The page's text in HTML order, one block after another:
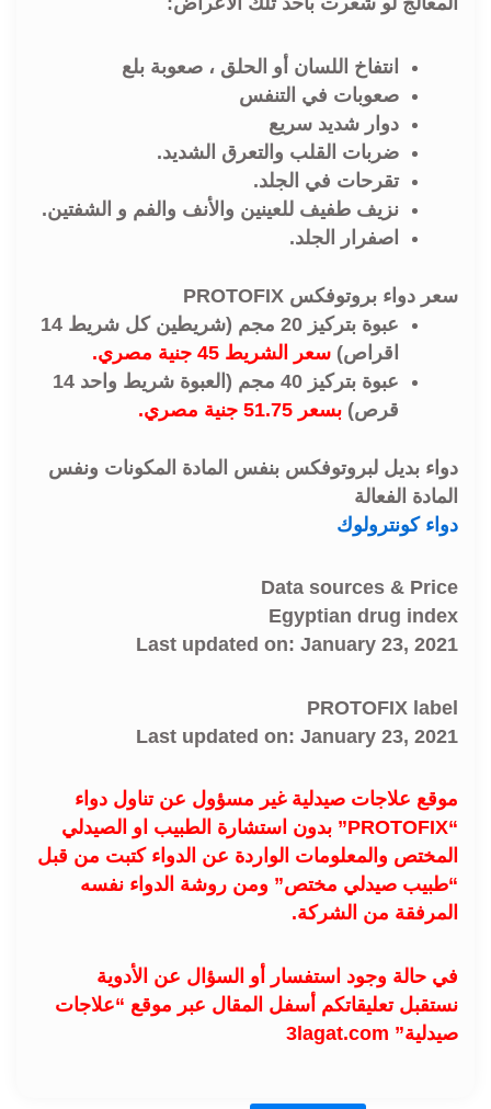
انتفاخ اللسان أو الحلق ، صعوبة بلع
صعوبات في التنفس
دوار شديد سريع
ضربات القلب والتعرق الشديد.
تقرحات في الجلد.
نزيف طفيف للعينين والأنف والفم و الشفتين.
اصفرار الجلد.
سعر دواء بروتوفكس PROTOFIX
عبوة بتركيز 20 مجم (شريطين كل شريط 14
اقراص) سعر الشريط 45 جنية مصري.
عبوة بتركيز 40 مجم (العبوة شريط واحد 14
قرص) بسعر 51.75 جنية مصري.
دواء بديل لبروتوفكس بنفس المادة المكونات ونفس
المادة الفعالة
دواء كونترولوك
Data sources & Price
Egyptian drug index
Last updated on: January 23, 2021
PROTOFIX label
Last updated on: January 23, 2021
موقع علاجات صيدلية غير مسؤول عن تناول دواء
“PROTOFIX” بدون استشارة الطبيب او الصيدلي
المختص والمعلومات الواردة عن الدواء كتبت من قبل
“طبيب صيدلي مختص” ومن روشة الدواء نفسه
المرفقة من الشركة.
في حالة وجود استفسار أو السؤال عن الأدوية
نستقبل تعليقاتكم أسفل المقال عبر موقع “علاجات
صيدلية” 3lagat.com